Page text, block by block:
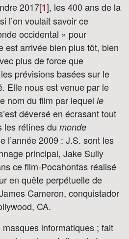
2017[1], les 400 ans de la
l’on voulait savoir ce
occidental » pour
est arrivée bien plus tôt, bien
plus de force que
prévisions basées sur le
Elle nous est venue par le
nom du film par lequel le
déversé en écrasant tout
les rétines du monde
l’année 2009 : J.S. sont les
principal, Jake Sully
ce film-Pocahontas réalisé
en quête perpétuelle de
Cameron, conquistador
CA.
informatiques ; fait